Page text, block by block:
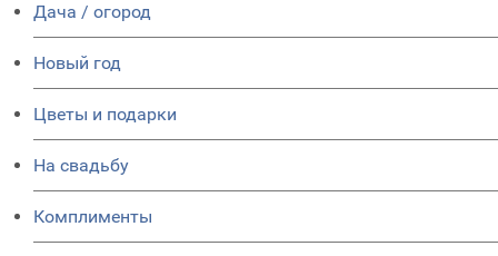
Дача / огород
Новый год
Цветы и подарки
На свадьбу
Комплименты